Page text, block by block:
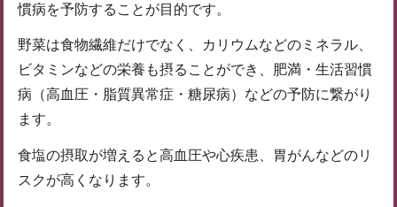
慣病を予防することが目的です。
野菜は食物繊維だけでなく、カリウムなどのミネラル、
ビタミンなどの栄養も摂ることができ、肥満・生活習慣
病（高血圧・脂質異常症・糖尿病）などの予防に繋がり
ます。
食塩の摂取が増えると高血圧や心疾患、胃がんなどのリ
スクが高くなります。